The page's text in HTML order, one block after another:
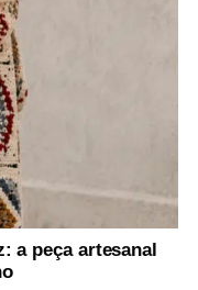
a peça artesanal